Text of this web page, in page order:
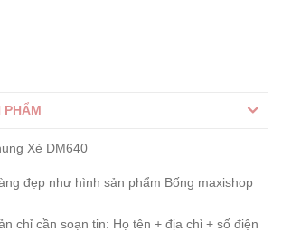
PHẨM
Xẻ DM640
đẹp như hình sản phẩm Bống maxishop
chỉ cần soạn tin: Họ tên + địa chỉ + số điện